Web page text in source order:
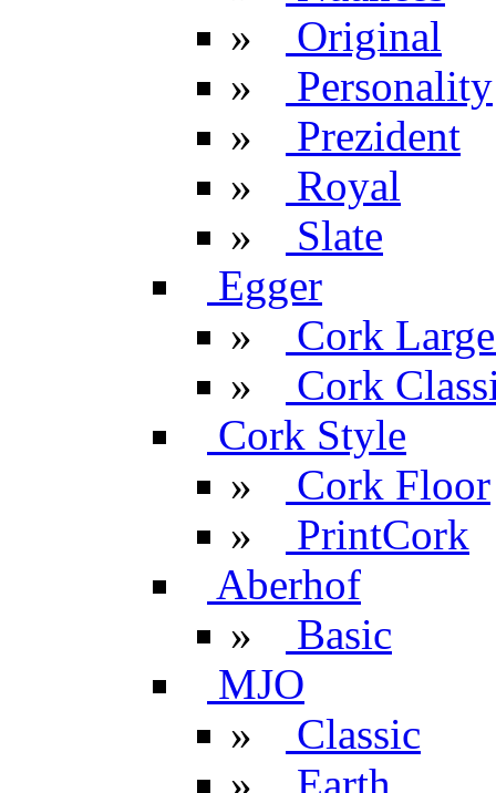
»
Original
»
Personality
»
Prezident
»
Royal
»
Slate
Egger
»
Cork
»
Cork
Cork Style
»
Cork Floor
»
PrintCork
Aberhof
»
Basic
MJO
»
Classic
»
Earth